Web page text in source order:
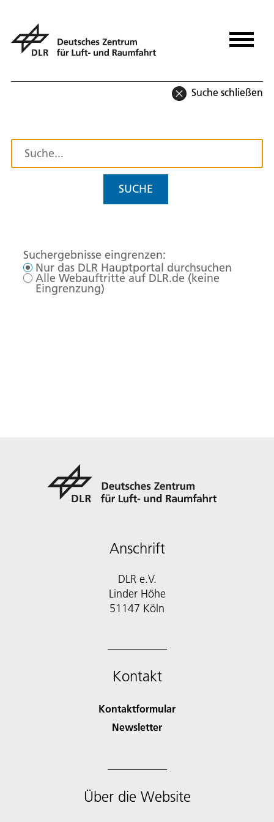
Suche schließen
SUCHE
Suchergebnisse eingrenzen:
Nur das DLR Hauptportal durchsuchen
Alle Webauftritte auf DLR.de (keine
Eingrenzung)
Anschrift
DLR e.V.
Linder Höhe
51147 Köln
Kontakt
Kontaktformular
Newsletter
Über die Website